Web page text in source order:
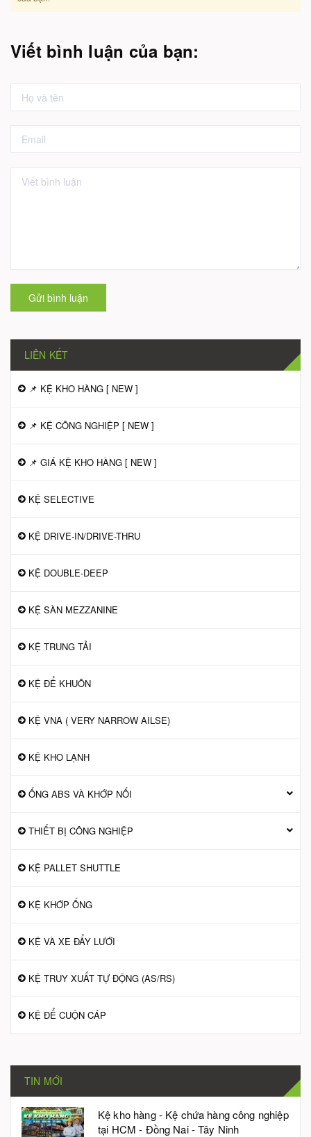
Viết bình luận của bạn:
Gửi bình luận
LIÊN KẾT
📌 KỆ KHO HÀNG [ NEW ]
📌 KỆ CÔNG NGHIỆP [ NEW ]
📌 GIÁ KỆ KHO HÀNG [ NEW ]
KỆ SELECTIVE
KỆ DRIVE-IN/DRIVE-THRU
KỆ DOUBLE-DEEP
KỆ SÀN MEZZANINE
KỆ TRUNG TẢI
KỆ ĐỂ KHUÔN
KỆ VNA ( VERY NARROW AILSE)
KỆ KHO LẠNH
ỐNG ABS VÀ KHỚP NỐI
THIẾT BỊ CÔNG NGHIỆP
KỆ PALLET SHUTTLE
KỆ KHỚP ỐNG
KỆ VÀ XE ĐẨY LƯỚI
KỆ TRUY XUẤT TỰ ĐỘNG (AS/RS)
KỆ ĐỂ CUỘN CÁP
TIN MỚI
Kệ kho hàng - Kệ chứa hàng công nghiệp
tại HCM - Đồng Nai - Tây Ninh